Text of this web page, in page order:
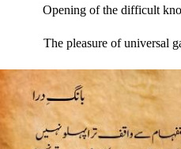
Opening of the difficult
The pleasure of universal